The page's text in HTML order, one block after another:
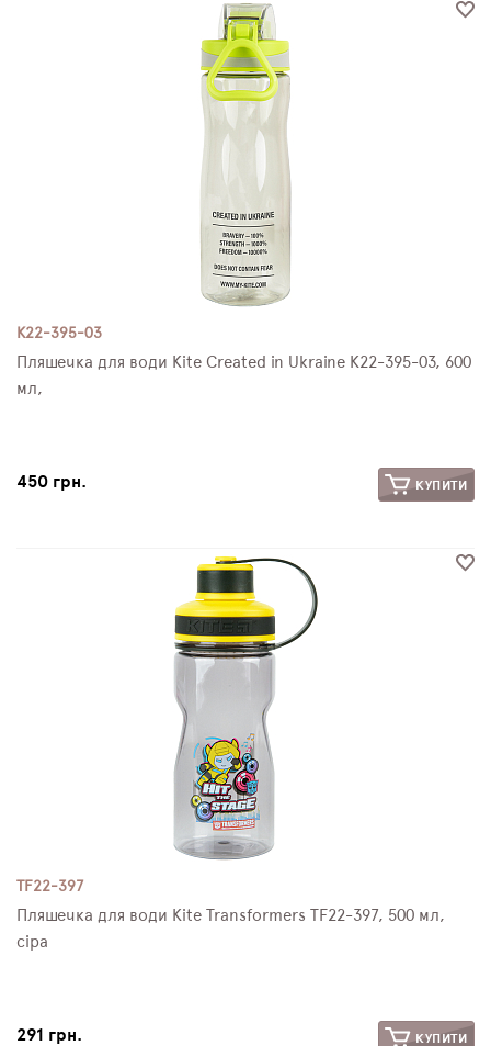
K22-395-03
Пляшечка для води Kite Created in Ukraine K22-395-03, 600
мл,
450 грн. КУПИТИ
TF22-397
Пляшечка для води Kite Transformers TF22-397, 500 мл,
сіра
291 грн. КУПИТИ